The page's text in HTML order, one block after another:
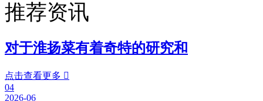
推荐资讯
对于淮扬菜有着奇特的研究和
点击查看更多 
04
2026-06